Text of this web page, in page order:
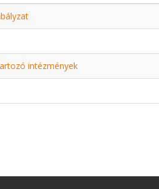
intézmények